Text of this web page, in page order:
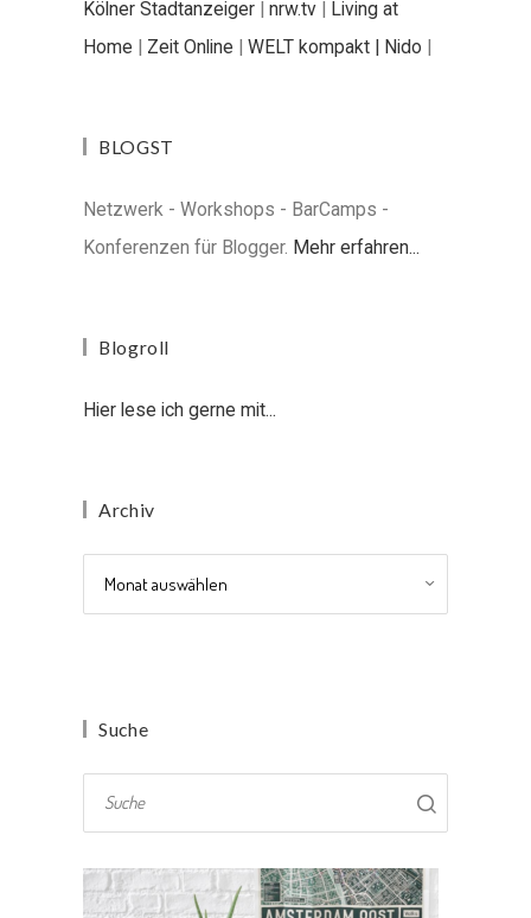
Kölner Stadtanzeiger
nrw.tv
Living at
Home
Zeit Online WELT kompakt | Nido
BLOGST
Netzwerk - Workshops - BarCamps -
Konferenzen für Blogger. Mehr erfahren...
Blogroll
Hier lese ich gerne mit...
Archiv
Suche